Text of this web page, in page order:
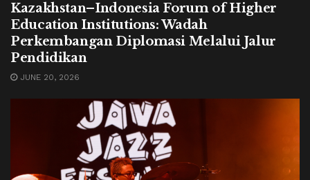
Kazakhstan–Indonesia Forum of Higher
Education Institutions: Wadah
Perkembangan Diplomasi Melalui Jalur
Pendidikan
JUNE 20, 2026